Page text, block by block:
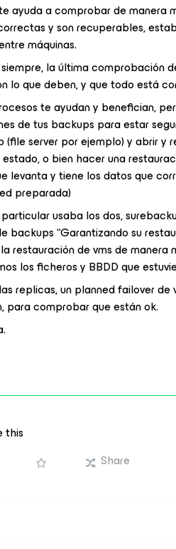
ayuda a comprobar de manera
y son recuperables,
máquinas.
la última comprobación
lo que deben, y que todo está
te ayudan y benefician,
de tus backups para estar
(file server por ejemplo) y abrir
o bien hacer una
levanta y tiene los datos que
preparada)
usaba los dos,
backups “Garantizando su
restauración de vms de manera
los ficheros y BBDD que
replicas, un planned failover
para comprobar que están ok.
this
Share